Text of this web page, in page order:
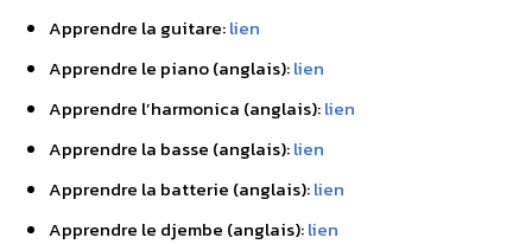
Apprendre la guitare:lien
Apprendre le piano (anglais):lien
Apprendre l’harmonica (anglais):lien
Apprendre la basse (anglais):lien
Apprendre la batterie (anglais):lien
Apprendre le djembe (anglais):lien